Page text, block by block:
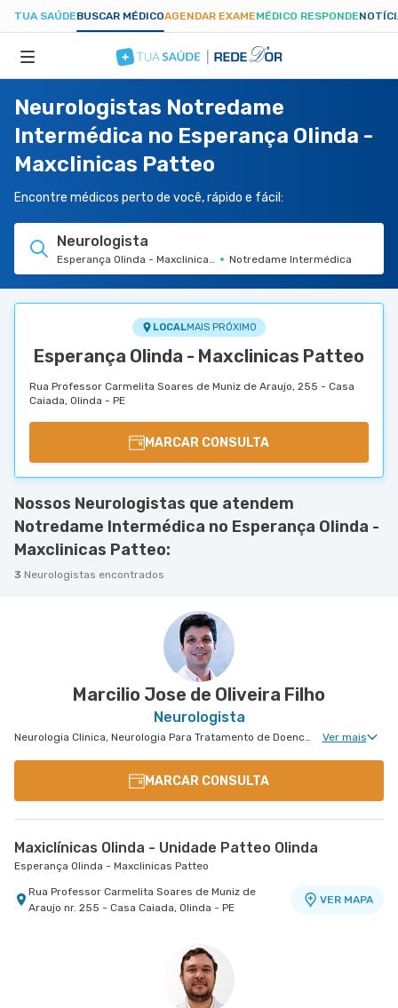
TUA SAÚDEBUSCAR MÉDICOAGENDAR EXAMEMÉDICO RESPONDE
ESPECIALIDADES
HOSPITAIS
TUASAUDE.COM
Neurologistas Notredame
Intermédica no Esperança Olinda -
Maxclinicas Patteo
Encontre médicos perto de você, rápido e fácil:
Neurologista
Esperança Olinda - Maxclinicas PatteoNotredame Intermédica
LOCALMAIS PRÓXIMO
Esperança Olinda - Maxclinicas Patteo
Rua Professor Carmelita Soares de Muniz de Araujo, 255 - Casa
Caiada, Olinda - PE
MARCAR CONSULTA
Nossos Neurologistas que atendem
Notredame Intermédica no Esperança Olinda -
Maxclinicas Patteo:
3 Neurologistas encontrados
Marcilio Jose de Oliveira Filho
Neurologista
Neurologia Clinica, Neurologia Para Tratamento de Doencas Desmielinizantes, Neurologia Para Esclerose Múltipla, Neurologia Vascular Ver mais
MARCAR CONSULTA
Maxiclínicas Olinda - Unidade Patteo Olinda
Esperança Olinda - Maxclinicas Patteo
Rua Professor Carmelita Soares de Muniz de
Araujo nr. 255 - Casa Caiada, Olinda - PE
VER MAPA